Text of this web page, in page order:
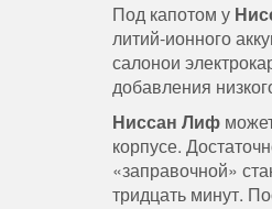
Под капотом у
литий-ионного
салонои
добавления
Ниссан Лиф
корпусе.
«заправочной»
тридцать минут.